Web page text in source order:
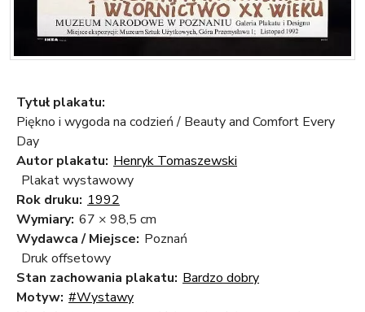
Tytuł plakatu:
Piękno i wygoda na codzień / Beauty and Comfort Every
Day
Autor plakatu: Henryk Tomaszewski
Plakat wystawowy
Rok druku: 1992
Wymiary: 67 × 98,5 cm
Wydawca / Miejsce: Poznań
Druk offsetowy
Stan zachowania plakatu: Bardzo dobry
Motyw: #Wystawy